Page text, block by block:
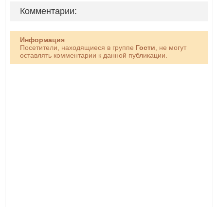
Комментарии:
Информация
Посетители, находящиеся в группе Гости , не могут
оставлять комментарии к данной публикации.